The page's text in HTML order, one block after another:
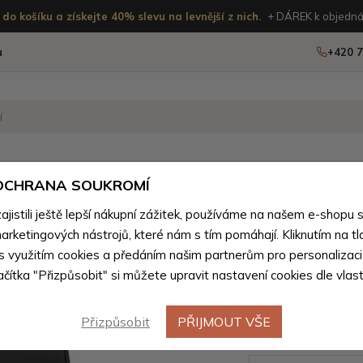
košíku a získejte 40% slevu na levnější z nich. + DÁREK k
+420
pravé kůže pro muže Tašky pro muže z přírodní pravé
Černá
notebook
SOUKROMÍ
ještě lepší nákupní zážitek, používáme na našem e-shopu
nástrojů, které nám s tím pomáhají. Kliknutím na
využitím cookies a předáním našim partnerům pro
"Přizpůsobit" si můžete upravit nastavení cookies dle
Přizpůsobit PŘIJMOUT VŠE